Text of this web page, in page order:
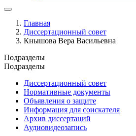
Главная
Диссертационный совет
Кнышова Вера Васильевна
Подразделы
Подразделы
Диссертационный совет
Нормативные документы
Объявления о защите
Информация для соискателя
Архив диссертаций
Аудиовидеозапись